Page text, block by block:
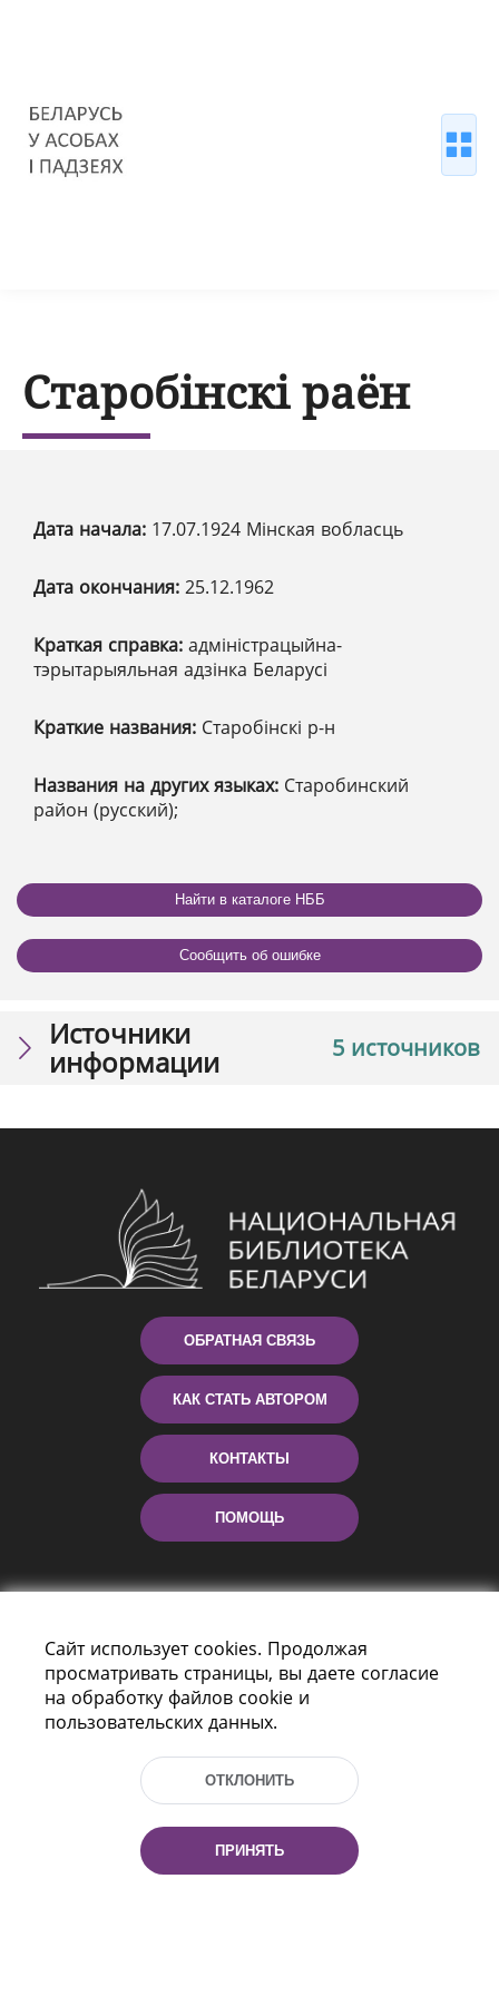
Старобінскі раён
Дата начала: 17.07.1924 Мінская вобласць
Дата окончания: 25.12.1962
Краткая справка: адміністрацыйна-
тэрытарыяльная адзінка Беларусі
Краткие названия: Старобінскі р-н
Названия на других языках: Старобинский
район (русский);
Найти в каталоге НББ
Сообщить об ошибке
5 источников
Источники
информации
ОБРАТНАЯ СВЯЗЬ
КАК СТАТЬ АВТОРОМ
КОНТАКТЫ
ПОМОЩЬ
Пр-т Независимости 116
г. Минск, Республика Беларусь, 220114
Тел.: (+375 17) 368 37 37, Факс: (+375 17)
Эл. почта: inbox@nlb.by
Сайт использует cookies. Продолжая
просматривать страницы, вы даете согласие
на обработку файлов cookie и
пользовательских данных.
ОТКЛОНИТЬ
ПРИНЯТЬ